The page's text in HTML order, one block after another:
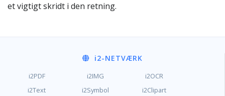
et vigtigt skridt i den retning.
i2-NETVÆRK
i2PDF i2IMG
i2OCR
i2Text
i2Symbol
i2Clipart